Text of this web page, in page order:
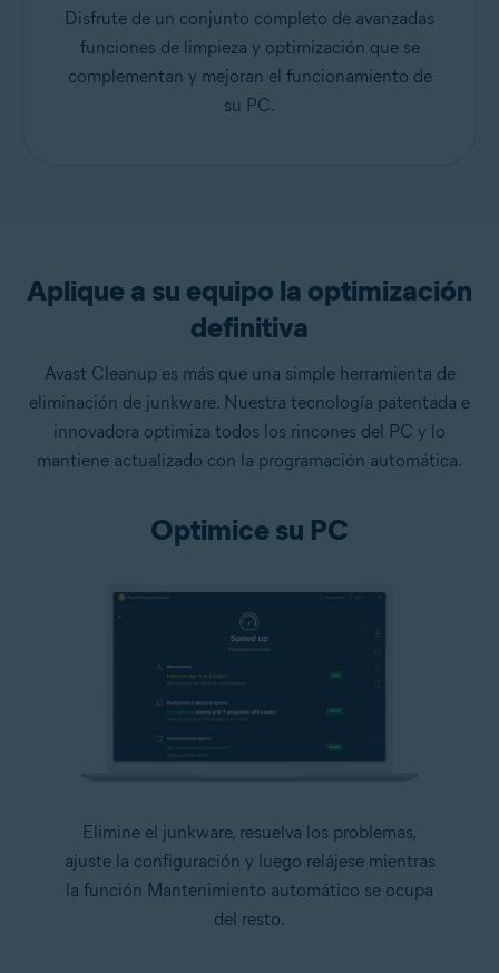
Disfrute de un conjunto completo de avanzadas
funciones de limpieza y optimización que se
complementan y mejoran el funcionamiento de
su PC.
Aplique a su equipo la optimización
definitiva
Avast Cleanup es más que una simple herramienta de
eliminación de junkware. Nuestra tecnología patentada e
innovadora optimiza todos los rincones del PC y lo
mantiene actualizado con la programación automática.
Optimice su PC
Elimine el junkware, resuelva los problemas,
ajuste la configuración y luego relájese mientras
la función Mantenimiento automático se ocupa
del resto.